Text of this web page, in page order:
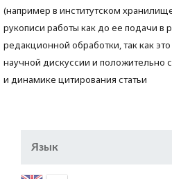
(например в институтском
рукописи работы как до ее подачи в
редакционной обработки, так как
научной дискуссии и положительно
и динамике цитирования статьи
Язык